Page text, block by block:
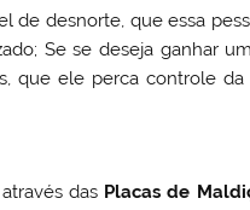
de desnorte, que essa
Se se deseja ganhar
que ele perca controle da
das Placas de